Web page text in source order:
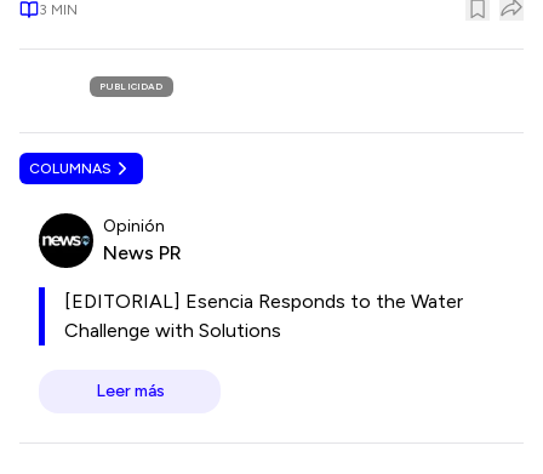
3 MIN
PUBLICIDAD
COLUMNAS
Opinión
News PR
[EDITORIAL] Esencia Responds to the Water
Challenge with Solutions
Leer más